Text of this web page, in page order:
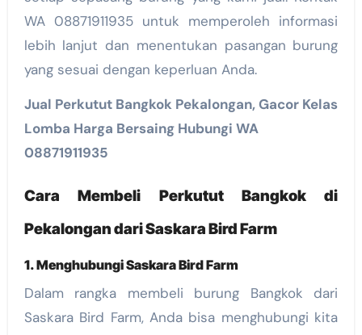
WA 08871911935 untuk memperoleh informasi
lebih lanjut dan menentukan pasangan burung
yang sesuai dengan keperluan Anda.
Jual Perkutut Bangkok Pekalongan, Gacor Kelas
Lomba Harga Bersaing Hubungi WA
08871911935
Cara Membeli Perkutut Bangkok di
Pekalongan dari Saskara Bird Farm
1. Menghubungi Saskara Bird Farm
Dalam rangka membeli burung Bangkok dari
Saskara Bird Farm, Anda bisa menghubungi kita